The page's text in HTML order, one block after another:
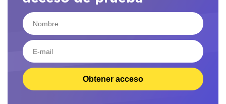
Obtener acceso